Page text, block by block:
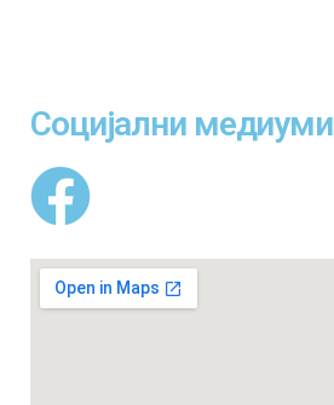
Социјални медиуми